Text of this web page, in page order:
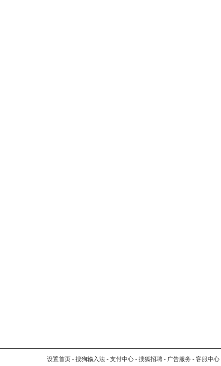
设置首页 - 搜狗输入法 - 支付中心 - 搜狐招聘 - 广告服务 - 客服中心